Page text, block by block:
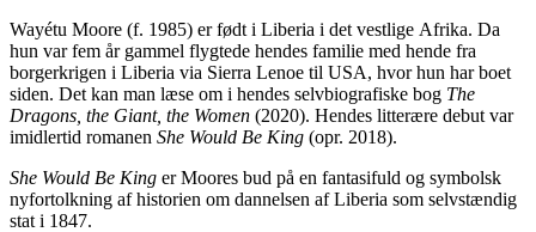
Wayétu Moore (f. 1985) er født i Liberia i det vestlige Afrika. Da
hun var fem år gammel flygtede hendes familie med hende fra
borgerkrigen i Liberia via Sierra Lenoe til USA, hvor hun har boet
siden. Det kan man læse om i hendes selvbiografiske bog The
Dragons, the Giant, the Women (2020). Hendes litterære debut var
imidlertid romanen She Would Be King (opr. 2018).
She Would Be King er Moores bud på en fantasifuld og symbolsk
nyfortolkning af historien om dannelsen af Liberia som selvstændig
stat i 1847.